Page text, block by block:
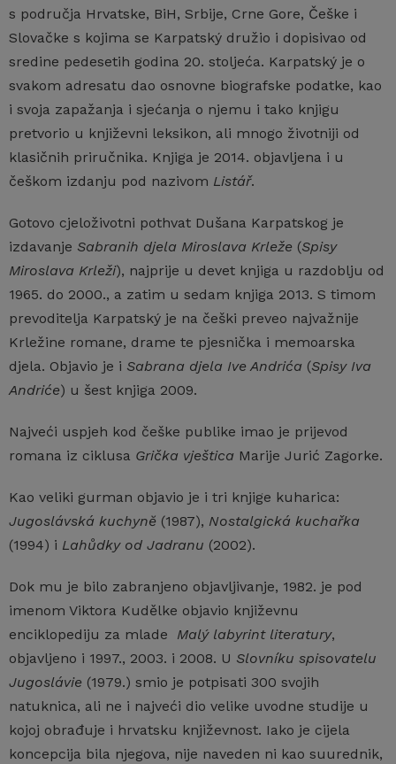
s područja Hrvatske, BiH, Srbije, Crne Gore, Češke i
Slovačke s kojima se Karpatský družio i dopisivao od
sredine pedesetih godina 20. stoljeća. Karpatský je o
svakom adresatu dao osnovne biografske podatke, kao
i svoja zapažanja i sjećanja o njemu i tako knjigu
pretvorio u književni leksikon, ali mnogo životniji od
klasičnih priručnika. Knjiga je 2014. objavljena i u
češkom izdanju pod nazivom Listář.
Gotovo cjeloživotni pothvat Dušana Karpatskog je
izdavanje Sabranih djela Miroslava Krleže (Spisy
Miroslava Krleži), najprije u devet knjiga u razdoblju od
1965. do 2000., a zatim u sedam knjiga 2013. S timom
prevoditelja Karpatský je na češki preveo najvažnije
Krležine romane, drame te pjesnička i memoarska
djela. Objavio je i Sabrana djela Ive Andrića (Spisy Iva
Andriće) u šest knjiga 2009.
Najveći uspjeh kod češke publike imao je prijevod
romana iz ciklusa Grička vještica Marije Jurić Zagorke.
Kao veliki gurman objavio je i tri knjige kuharica:
Jugoslávská kuchynĕ (1987), Nostalgická kuchařka
(1994) i Lahůdky od Jadranu (2002).
Dok mu je bilo zabranjeno objavljivanje, 1982. je pod
imenom Viktora Kudělke objavio književnu
enciklopediju za mlade Malý labyrint literatury,
objavljeno i 1997., 2003. i 2008. U Slovníku spisovatelu
Jugoslávie (1979.) smio je potpisati 300 svojih
natuknica, ali ne i najveći dio velike uvodne studije u
kojoj obrađuje i hrvatsku književnost. Iako je cijela
koncepcija bila njegova, nije naveden ni kao suurednik,